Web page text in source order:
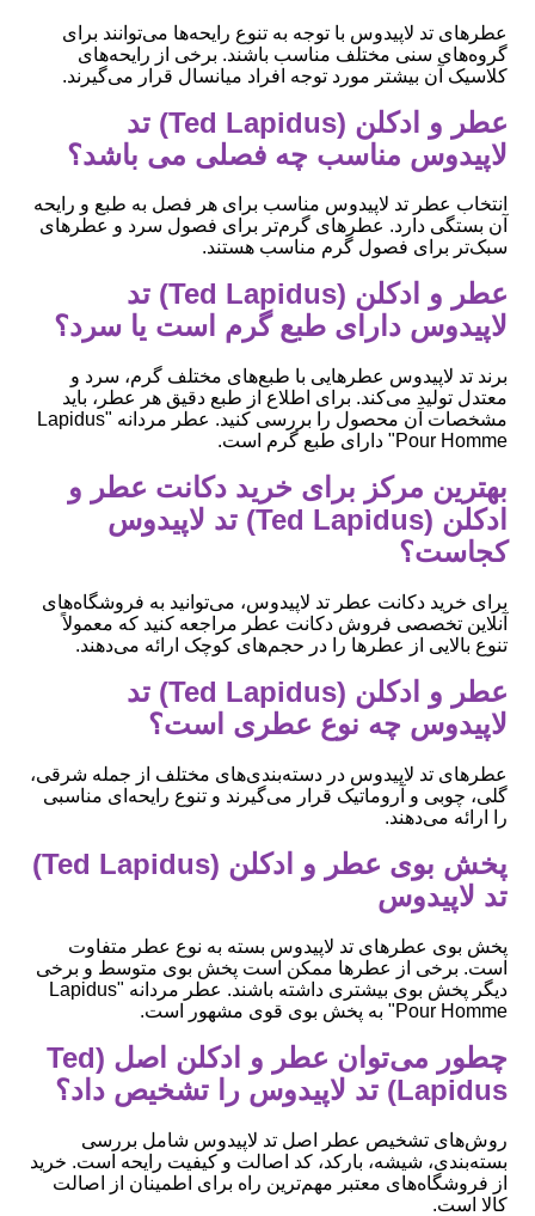
عطرهای تد لاپیدوس با توجه به تنوع رایحه‌ها می‌توانند برای
گروه‌های سنی مختلف مناسب باشند. برخی از رایحه‌های
کلاسیک آن بیشتر مورد توجه افراد میانسال قرار می‌گیرند.
عطر و ادکلن (Ted Lapidus) تد
لاپیدوس مناسب چه فصلی می باشد؟
انتخاب عطر تد لاپیدوس مناسب برای هر فصل به طبع و رایحه
آن بستگی دارد. عطرهای گرم‌تر برای فصول سرد و عطرهای
سبک‌تر برای فصول گرم مناسب هستند.
عطر و ادکلن (Ted Lapidus) تد
لاپیدوس دارای طبع گرم است یا سرد؟
برند تد لاپیدوس عطرهایی با طبع‌های مختلف گرم، سرد و
معتدل تولید می‌کند. برای اطلاع از طبع دقیق هر عطر، باید
مشخصات آن محصول را بررسی کنید. عطر مردانه "Lapidus
Pour Homme" دارای طبع گرم است.
بهترین مرکز برای خرید دکانت عطر و
ادکلن (Ted Lapidus) تد لاپیدوس
کجاست؟
برای خرید دکانت عطر تد لاپیدوس، می‌توانید به فروشگاه‌های
آنلاین تخصصی فروش دکانت عطر مراجعه کنید که معمولاً
تنوع بالایی از عطرها را در حجم‌های کوچک ارائه می‌دهند.
عطر و ادکلن (Ted Lapidus) تد
لاپیدوس چه نوع عطری است؟
عطرهای تد لاپیدوس در دسته‌بندی‌های مختلف از جمله شرقی،
گلی، چوبی و آروماتیک قرار می‌گیرند و تنوع رایحه‌ای مناسبی
را ارائه می‌دهند.
پخش بوی عطر و ادکلن (Ted Lapidus)
تد لاپیدوس
پخش بوی عطرهای تد لاپیدوس بسته به نوع عطر متفاوت
است. برخی از عطرها ممکن است پخش بوی متوسط و برخی
دیگر پخش بوی بیشتری داشته باشند. عطر مردانه "Lapidus
Pour Homme" به پخش بوی قوی مشهور است.
چطور می‌توان عطر و ادکلن اصل (Ted
Lapidus) تد لاپیدوس را تشخیص داد؟
روش‌های تشخیص عطر اصل تد لاپیدوس شامل بررسی
بسته‌بندی، شیشه، بارکد، کد اصالت و کیفیت رایحه است. خرید
از فروشگاه‌های معتبر مهم‌ترین راه برای اطمینان از اصالت
کالا است.